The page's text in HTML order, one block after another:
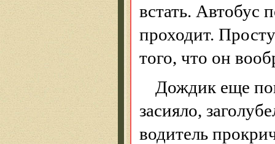
встать. Автобус
проходит.
того, что он
Дождик еще
засияло,
водитель